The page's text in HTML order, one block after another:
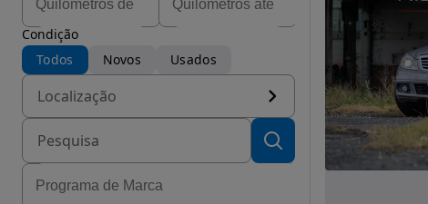
Condição
Todos
Novos Usados
Localização